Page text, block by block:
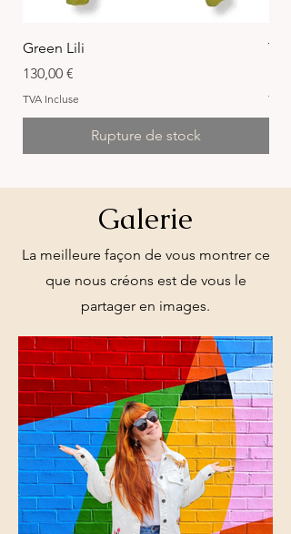
Green Lili
Prix
130,00 €
TVA Incluse
Rupture de stock
TVA
Galerie
La meilleure façon de vous montrer ce
que nous créons est de vous le
partager en images.